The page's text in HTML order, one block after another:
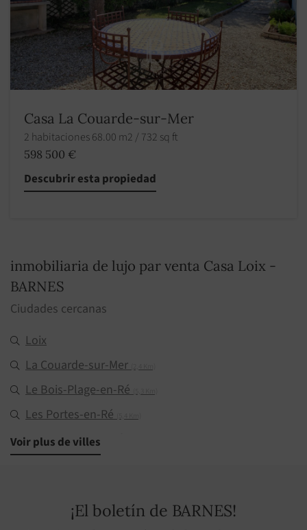
Casa La Couarde-sur-Mer
2 habitaciones 68.00 m2 / 732 sq ft
598 500 €
Descubrir esta propiedad
inmobiliaria de lujo par venta Casa Loix -
BARNES
Ciudades cercanas
Loix
La Couarde-sur-Mer
Le Bois-Plage-en-Ré
Les Portes-en-Ré
Saint-Martin-de-Ré
Rivedoux-Plage(13,1 Km)
Voir plus de villes
¡El boletín de BARNES!